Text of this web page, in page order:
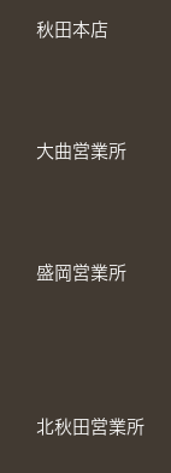
秋田本店
大曲営業所
盛岡営業所
北秋田営業所